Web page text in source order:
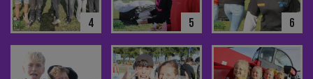
4 5 6